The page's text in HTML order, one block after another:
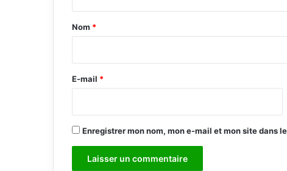
a
e
Nom *
E-mail *
Enregistrer mon nom, mon e-mail et mon site dans